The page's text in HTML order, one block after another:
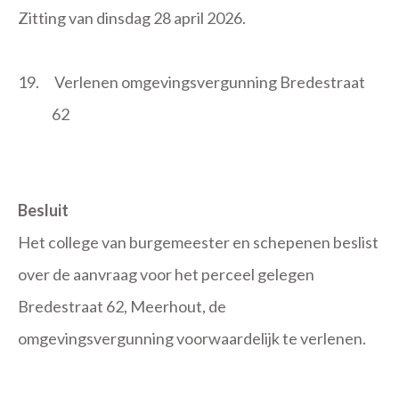
Zitting van dinsdag 28 april 2026.
19.
Verlenen omgevingsvergunning Bredestraat
62
Besluit
Het college van burgemeester en schepenen beslist
over de aanvraag voor het perceel gelegen
Bredestraat 62, Meerhout, de
omgevingsvergunning voorwaardelijk te verlenen.